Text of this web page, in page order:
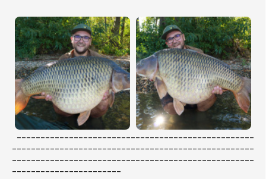
--------------------------------------------------
---------------------------------------------------
---------------------------------------------------
-----------------------